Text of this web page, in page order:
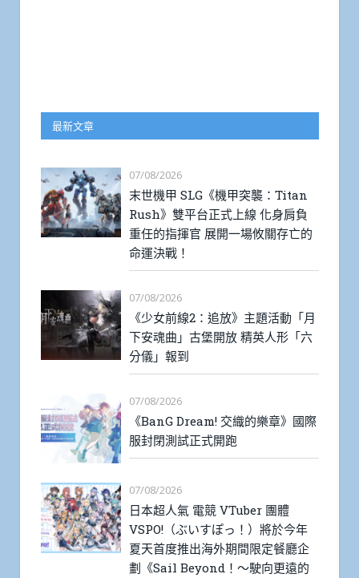
最新文章
07/08/2026
末世機甲 SLG《機甲突襲：Titan
Rush》雙平台正式上線 化身肩負
重任的指揮官 展開一場攸關存亡的
命運決戰！
07/08/2026
《少女前線2：追放》主題活動「月
下安魂曲」古堡開放 精英人形「六
分儀」報到
07/08/2026
《BanG Dream! 交織的樂章》國際
服封閉測試正式開跑
07/08/2026
日本超人氣 電競 VTuber 團體
VSPO!（ぶいすぽっ！）將於今年
夏天首度推出海外期間限定餐廳企
劃《Sail Beyond！～駛向更遠的